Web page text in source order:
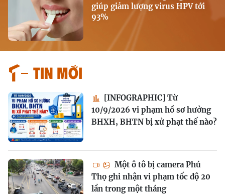
giúp giảm lượng virus HPV tới
93%
Tin mới
[INFOGRAPHIC] Từ
10/9/2026 vi phạm hồ sơ hưởng
BHXH, BHTN bị xử phạt thế nào?
Một ô tô bị camera Phú
Thọ ghi nhận vi phạm tốc độ 20
lần trong một tháng